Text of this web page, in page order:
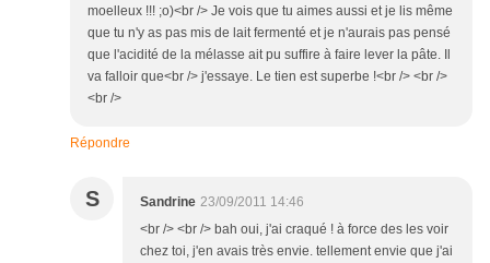
moelleux !!! ;o)<br /> Je vois que tu aimes aussi et je lis même
que tu n'y as pas mis de lait fermenté et je n'aurais pas pensé
que l'acidité de la mélasse ait pu suffire à faire lever la pâte. Il
va falloir que<br /> j'essaye. Le tien est superbe !<br /> <br />
<br />
Répondre
S Sandrine 23/09/2011 14:46
<br /> <br /> bah oui, j'ai craqué ! à force des les voir
chez toi, j'en avais très envie. tellement envie que j'ai